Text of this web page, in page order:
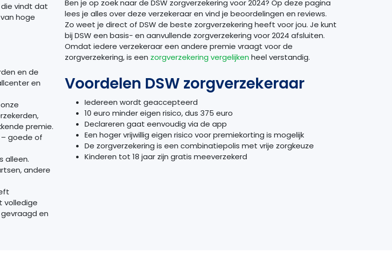
die vindt dat
hoge
en de
en
premie.
goede of
alleen.
andere
volledige
en
Ben je op zoek naar de DSW zorgverzekering voor 2024? Op deze pagina
lees je alles over deze verzekeraar en vind je beoordelingen en reviews.
Zo weet je direct of DSW de beste zorgverzekering heeft voor jou. Je kunt
bij DSW een basis- en aanvullende zorgverzekering voor 2024 afsluiten.
Omdat iedere verzekeraar een andere premie vraagt voor de
zorgverzekering, is een zorgverzekering vergelijken heel verstandig.
Voordelen DSW zorgverzekeraar
Iedereen wordt geaccepteerd
10 euro minder eigen risico, dus 375 euro
Declareren gaat eenvoudig via de app
Een hoger vrijwillig eigen risico voor premiekorting is mogelijk
De zorgverzekering is een combinatiepolis met vrije zorgkeuze
Kinderen tot 18 jaar zijn gratis meeverzekerd